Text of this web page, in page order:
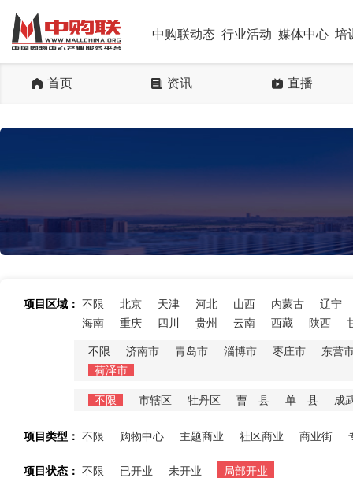
中购联动态 行业活动 媒体中心 培
首页 资讯 直播
项目区域： 不限 北京 天津 河北 山西 内蒙古
辽宁
海南
重庆 四川 贵州 云南 西藏 陕西
不限 济南市 青岛市 淄博市 枣庄市
东营
荷泽市
不限 市辖区 牡丹区 曹 县 单 县 成
项目类型： 不限 购物中心 主题商业 社区商业 商业街
项目状态： 不限 已开业 未开业 局部开业